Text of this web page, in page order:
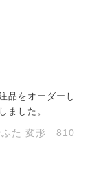
品をオーダーし
ました。
ふた 変形 810